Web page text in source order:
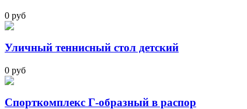
0 руб
Уличный теннисный стол детский
0 руб
Спорткомплекс Г-образный в распор